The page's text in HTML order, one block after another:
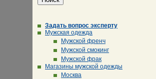
Задать вопрос эксперту
Мужская одежда
Мужской френч
Мужской смокинг
Мужской фрак
Магазины мужской одежды
Москва